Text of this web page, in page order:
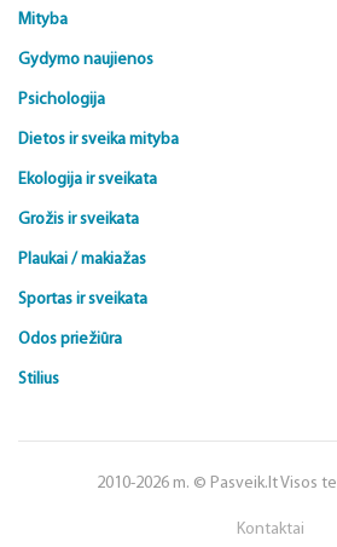
Mityba
Gydymo naujienos
Psichologija
Dietos ir sveika mityba
Ekologija ir sveikata
Grožis ir sveikata
Plaukai / makiažas
Sportas ir sveikata
Odos priežiūra
Stilius
2010-2026 m. © Pasveik.lt Visos
Kontaktai